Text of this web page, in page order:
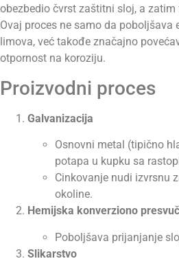
obezbedio čvrst zaštitni sloj, a
Ovaj proces ne samo da poboljšava
limova, već takođe značajno
otpornost na koroziju.
Proizvodni proces
Galvanizacija
Osnovni metal (tipično
potapa u kupku sa
Cinkovanje nudi izvrsnu
okoline.
Hemijska konverziono
Poboljšava prijanjanje
Slikarstvo